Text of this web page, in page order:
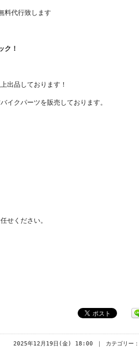
料代行致します
ク！
品しております！
イクパーツを販売しております。
せください。
2025年12月19日(金) 18:00 ｜ カテゴリー：